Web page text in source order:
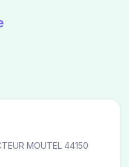
MOUTEL 44150